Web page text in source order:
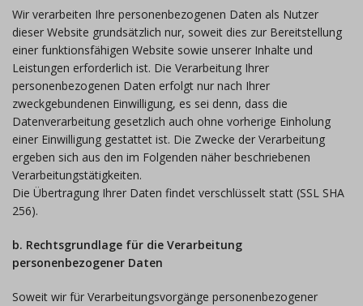
Wir verarbeiten Ihre personenbezogenen Daten als Nutzer
dieser Website grundsätzlich nur, soweit dies zur Bereitstellung
einer funktionsfähigen Website sowie unserer Inhalte und
Leistungen erforderlich ist. Die Verarbeitung Ihrer
personenbezogenen Daten erfolgt nur nach Ihrer
zweckgebundenen Einwilligung, es sei denn, dass die
Datenverarbeitung gesetzlich auch ohne vorherige Einholung
einer Einwilligung gestattet ist. Die Zwecke der Verarbeitung
ergeben sich aus den im Folgenden näher beschriebenen
Verarbeitungstätigkeiten.
Die Übertragung Ihrer Daten findet verschlüsselt statt (SSL SHA
256).
b. Rechtsgrundlage für die Verarbeitung
personenbezogener Daten
Soweit wir für Verarbeitungsvorgänge personenbezogener